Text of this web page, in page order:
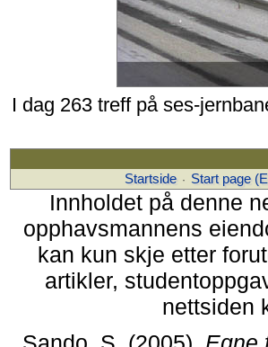
I dag 263 treff på ses-
Startside · Start page
Innholdet på denne
opphavsmannens
kan kun skje etter
artikler,
nettsiden